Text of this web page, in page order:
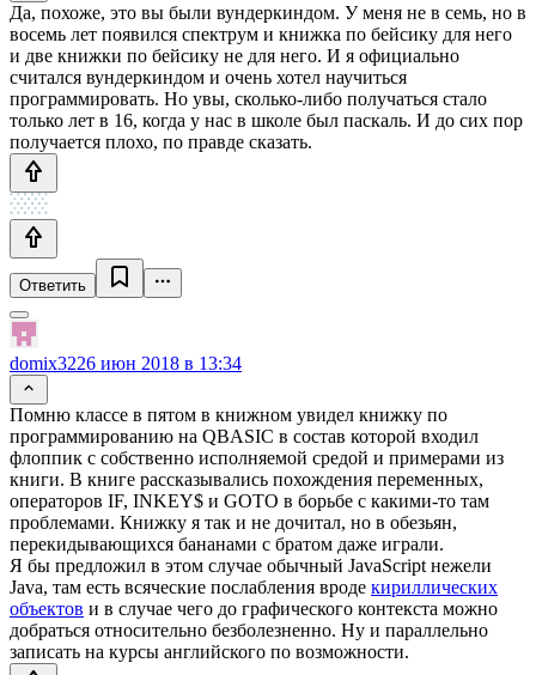
Да, похоже, это вы были вундеркиндом. У меня не в семь, но в
восемь лет появился спектрум и книжка по бейсику для него
и две книжки по бейсику не для него. И я официально
считался вундеркиндом и очень хотел научиться
программировать. Но увы, сколько-либо получаться стало
только лет в 16, когда у нас в школе был паскаль. И до сих пор
получается плохо, по правде сказать.
Ответить
domix3226 июн 2018 в 13:34
Помню классе в пятом в книжном увидел книжку по
программированию на QBASIC в состав которой входил
флоппик с собственно исполняемой средой и примерами из
книги. В книге рассказывались похождения переменных,
операторов IF, INKEY$ и GOTO в борьбе с какими-то там
проблемами. Книжку я так и не дочитал, но в обезьян,
перекидывающихся бананами с братом даже играли.
Я бы предложил в этом случае обычный JavaScript нежели
Java, там есть всяческие послабления вроде кириллических
объектов и в случае чего до графического контекста можно
добраться относительно безболезненно. Ну и параллельно
записать на курсы английского по возможности.